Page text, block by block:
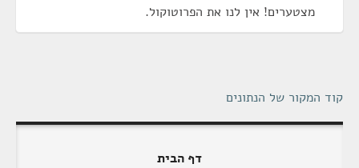
מצטערים! אין לנו את הפרוטוקול.
קוד המקור של הנתונים
דף הבית